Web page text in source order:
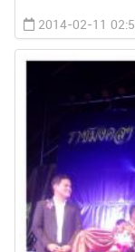
2014-02-11